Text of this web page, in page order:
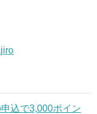
込で3,000ポイン